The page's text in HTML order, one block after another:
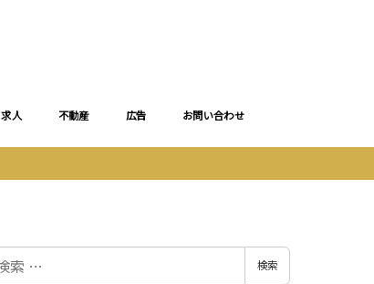
求人 不動産 広告 お問い合わせ
検索